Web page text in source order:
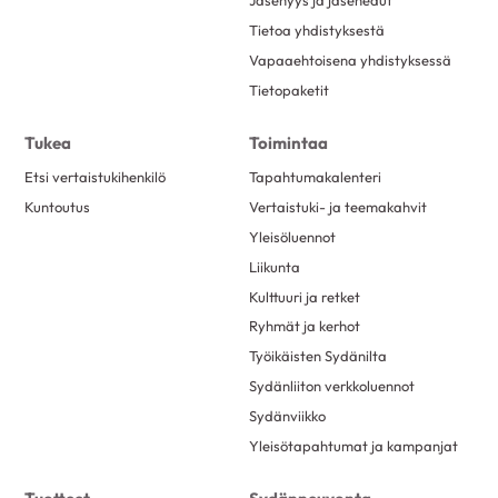
Tietoa yhdistyksestä
Vapaaehtoisena yhdistyksessä
Tietopaketit
Tukea
Etsi vertaistukihenkilö
Kuntoutus
Toimintaa
Tapahtumakalenteri
Vertaistuki- ja teemakahvit
Yleisöluennot
Liikunta
Kulttuuri ja retket
Ryhmät ja kerhot
Työikäisten Sydänilta
Sydänliiton verkkoluennot
Sydänviikko
Yleisötapahtumat ja kampanjat